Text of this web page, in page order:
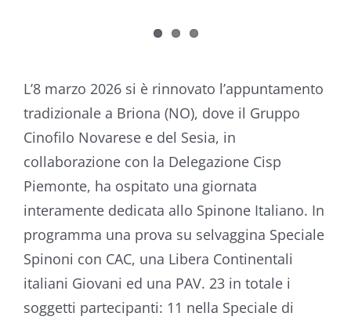
L’8 marzo 2026 si è rinnovato l’appuntamento
tradizionale a Briona (NO), dove il Gruppo
Cinofilo Novarese e del Sesia, in
collaborazione con la Delegazione Cisp
Piemonte, ha ospitato una giornata
interamente dedicata allo Spinone Italiano. In
programma una prova su selvaggina Speciale
Spinoni con CAC, una Libera Continentali
italiani Giovani ed una PAV. 23 in totale i
soggetti partecipanti: 11 nella Speciale di